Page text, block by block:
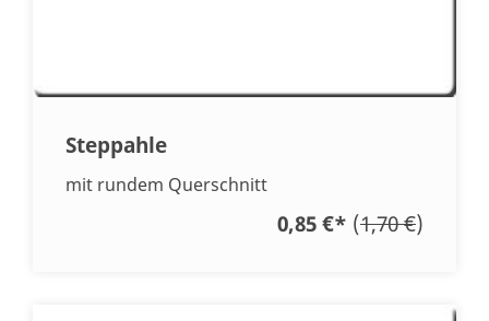
Steppahle
mit rundem Querschnitt
0,85 €* (1,70 €)